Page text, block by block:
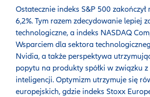
Ostatecznie indeks S&P 500
6,2%. Tym razem zdecydowanie lepiej
technologiczne, a indeks NASDAQ
Wsparciem dla sektora
Nvidia, a także perspektywa
popytu na produkty spółki w związku
inteligencji. Optymizm utrzymuje się
europejskich, gdzie indeks Stoxx